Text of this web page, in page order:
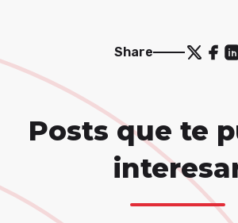
Share
Posts que te